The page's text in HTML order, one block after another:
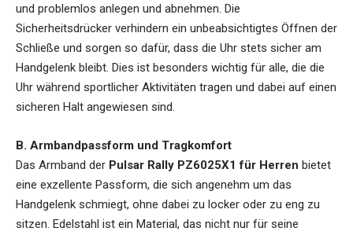
und problemlos anlegen und abnehmen. Die
Sicherheitsdrücker verhindern ein unbeabsichtigtes Öffnen der
Schließe und sorgen so dafür, dass die Uhr stets sicher am
Handgelenk bleibt. Dies ist besonders wichtig für alle, die die
Uhr während sportlicher Aktivitäten tragen und dabei auf einen
sicheren Halt angewiesen sind.
B. Armbandpassform und Tragkomfort
Das Armband der Pulsar Rally PZ6025X1 für Herren bietet
eine exzellente Passform, die sich angenehm um das
Handgelenk schmiegt, ohne dabei zu locker oder zu eng zu
sitzen. Edelstahl ist ein Material, das nicht nur für seine